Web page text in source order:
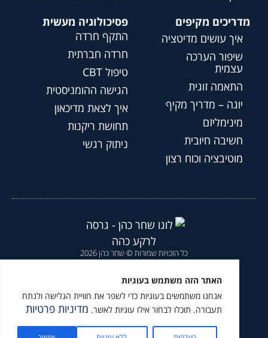
האתר הזה משתמש בעוגיות
אנחנו משתמשים בעוגיות כדי לשפר את חוויית הגלישה ולנתח
תעבורה. תוכלו לבחור אילו עוגיות לאשר. מדיניות פרטיות
מדריכים מקיפים
איך עושים מדיטציה
שיפור הערכה
עצמית
התאמה זוגית
יוגה – מדריך מקיף
מינימליזם
חשיבה חיובית
מוטיבציה וכוח רצון
פסיכולוגיה מעשית
התקף חרדה
חרדה חברתית
טיפול CBT
הגישה ההומניסטית
איך לצאת מדיכאון
תחושת ריקנות
ניתוק רגשי
כל הזכויות שמורות © שחר כהן 2026
הצהרת נגישות|מדיניות פרטיות
מומלץ לעקוב גם ב